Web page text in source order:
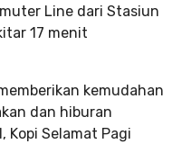
Line dari Stasiun
17 menit
kemudahan
dan hiburan
Kopi Selamat Pagi